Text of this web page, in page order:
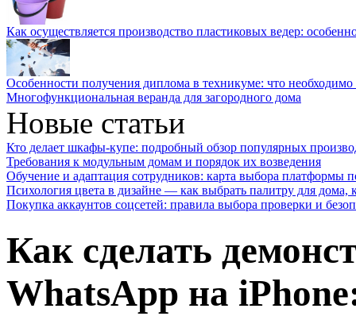
Как осуществляется производство пластиковых ведер:
Особенности получения диплома в техникуме: что необходимо
Многофункциональная веранда для загородного дома
Новые статьи
Кто делает шкафы-купе: подробный обзор популярных
Требования к модульным домам и порядок их возведения
Обучение и адаптация сотрудников: карта выбора платформы
Психология цвета в дизайне — как выбрать палитру для дома,
Покупка аккаунтов соцсетей: правила выбора проверки и
Как сделать
WhatsApp на